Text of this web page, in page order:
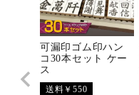
可漏印ゴム印ハン
コ30本セット ケー
ス
送料￥550